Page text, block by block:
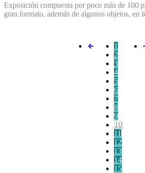
Exposición compuesta por poco más de 100
gran formato, además de algunos objetos, en
1
2
3
4
5
6
7
8
9
10
11
12
13
14
15